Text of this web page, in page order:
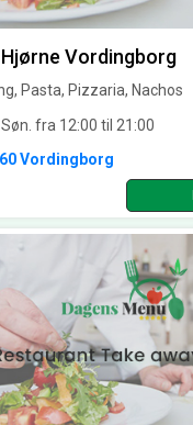
Hjørne Vordingborg
Pasta, Pizzaria, Nachos
fra 12:00 til 21:00
Vordingborg